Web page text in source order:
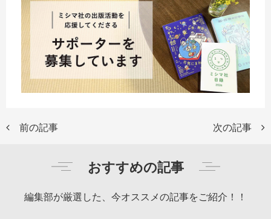
前の記事 次の記事
おすすめの記事
編集部が厳選した、今オススメの記事をご紹介！！